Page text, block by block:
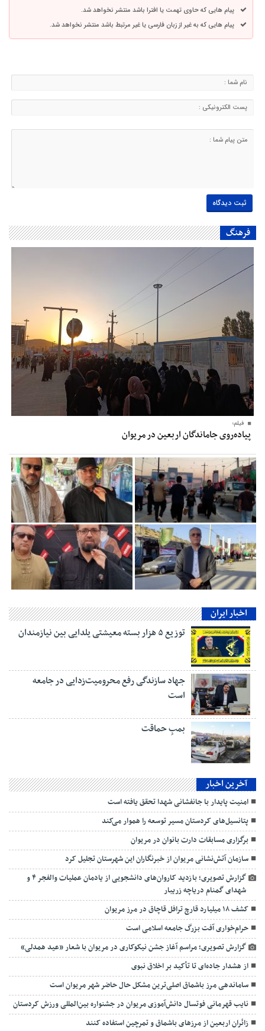
پیام هایی که حاوی تهمت یا افترا باشد منتشر نخواهد شد.
پیام هایی که به غیر از زبان فارسی یا غیر مرتبط باشد منتشر نخواهد شد.
فرهنگ
فیلم؛
پیاده‌روی جاماندگان اربعین در مریوان
اخبار ایران
توزیع ۵ هزار بسته معیشتی یلدایی بین نیازمندان
جهاد سازندگی رفع محرومیت‌زدایی در جامعه
است
بمبِ حماقت
آخرین اخبار
امنیت پایدار با جانفشانی شهدا تحقق یافته است
پتانسیل‌های کردستان مسیر توسعه را هموار می‌کند
برگزاری مسابقات دارت بانوان در مریوان
سازمان آتش‌نشانی مریوان از خبرنگاران این شهرستان تجلیل کرد
گزارش تصویری؛ بازدید کاروان‌های دانشجویی از یادمان عملیات والفجر ۴ و
شهدای گمنام دریاچه زریبار
کشف ۱۸ میلیارد قارچ ترافل قاچاق در مرز مریوان
حرام‌خواری آفت بزرگ جامعه اسلامی است
گزارش تصویری؛ مراسم آغاز جشن نیکوکاری در مریوان با شعار «عید همدلی»
از هشدار جاده‌ای تا تأکید بر اخلاق نبوی
ساماندهی مرز باشماق اصلی‌ترین مشکل حال حاضر شهر مریوان است
نایب قهرمانی فوتسال دانش‌آموزی مریوان در جشنواره بین‌المللی ورزش کردستان
زائران اربعین از مرزهای باشماق و تمرچین استفاده کنند